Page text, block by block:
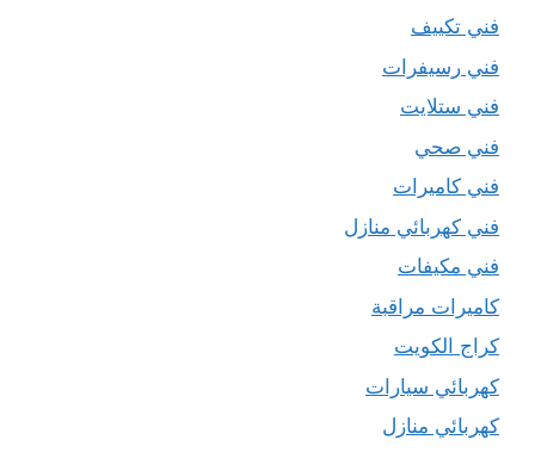
فني تكييف
فني رسيفرات
فني ستلايت
فني صحي
فني كاميرات
فني كهربائي منازل
فني مكيفات
كاميرات مراقبة
كراج الكويت
كهربائي سيارات
كهربائي منازل